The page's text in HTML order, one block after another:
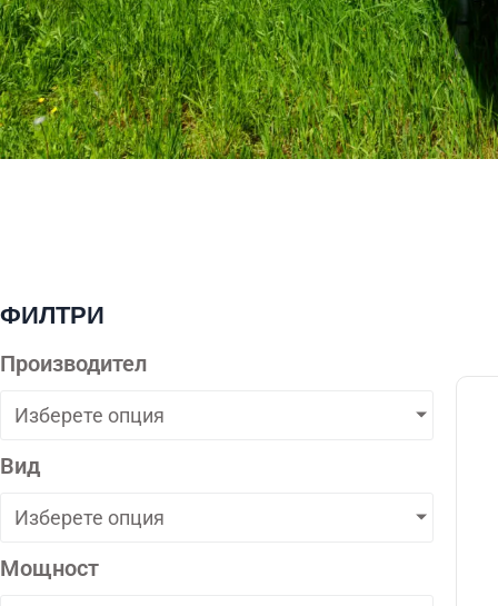
ФИЛТРИ
Производител
Изберете опция
Вид
Изберете опция
Мощност